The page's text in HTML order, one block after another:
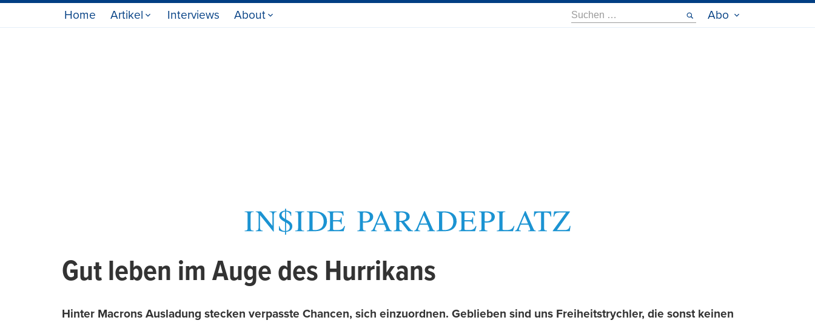
Home Artikel Interviews About
Suche
nach:
Abo
Gut leben im Auge des Hurrikans
Hinter Macrons Ausladung stecken verpasste Chancen, sich einzuordnen. Geblieben sind uns Freiheitstrychler, die sonst keinen